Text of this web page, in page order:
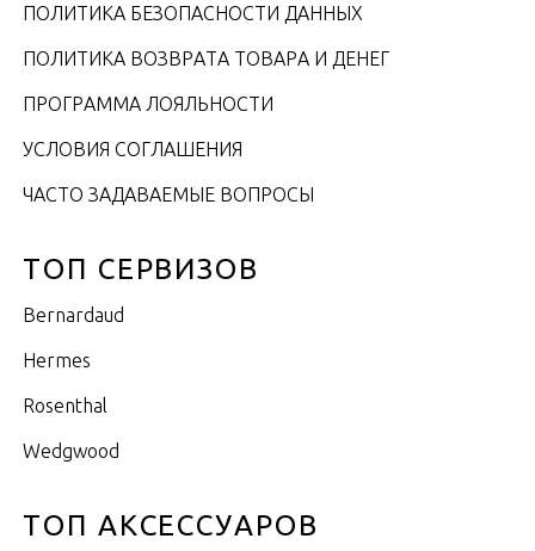
ПОЛИТИКА БЕЗОПАСНОСТИ ДАННЫХ
ПОЛИТИКА ВОЗВРАТА ТОВАРА И ДЕНЕГ
ПРОГРАММА ЛОЯЛЬНОСТИ
УСЛОВИЯ СОГЛАШЕНИЯ
ЧАСТО ЗАДАВАЕМЫЕ ВОПРОСЫ
ТОП СЕРВИЗОВ
Bernardaud
Hermes
Rosenthal
Wedgwood
ТОП АКСЕССУАРОВ